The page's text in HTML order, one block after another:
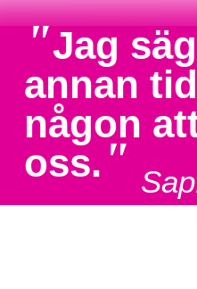
"Jag
annan
någon
oss. "